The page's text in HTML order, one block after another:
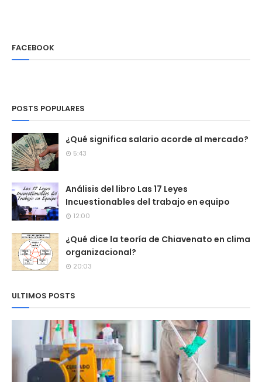
FACEBOOK
POSTS POPULARES
¿Qué significa salario acorde al mercado?
5:43
Análisis del libro Las 17 Leyes
Incuestionables del trabajo en equipo
12:00
¿Qué dice la teoría de Chiavenato en clima
organizacional?
20:03
ULTIMOS POSTS